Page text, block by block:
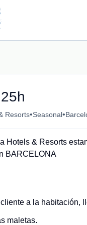
Resorts•Seasonal•
Hotels & Resorts
BARCELONA
a la habitación,
maletas.